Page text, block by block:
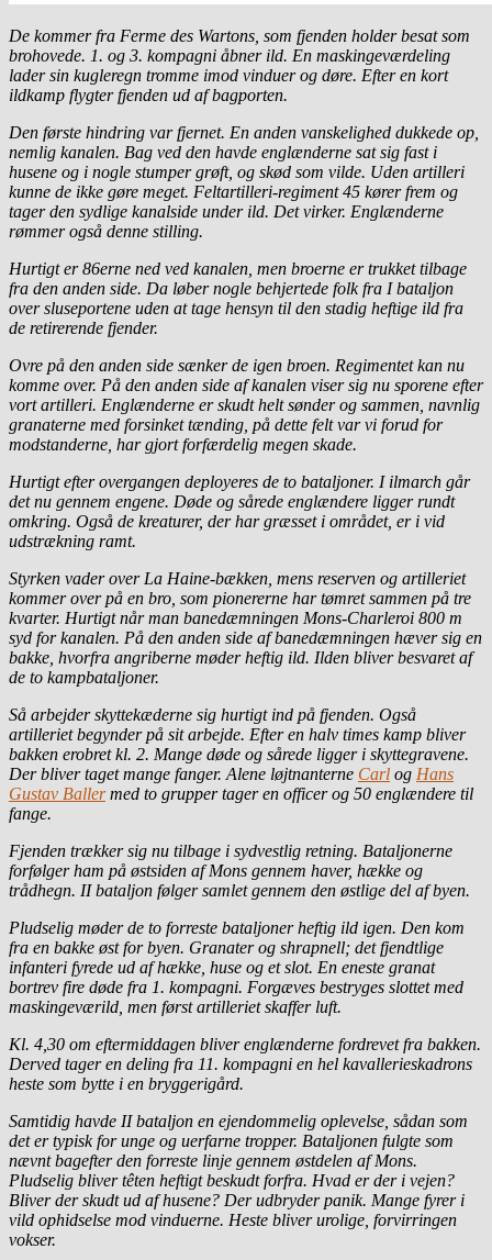
De kommer fra Ferme des Wartons, som fjenden holder besat som
brohovede. 1. og 3. kompagni åbner ild. En maskingeværdeling
lader sin kugleregn tromme imod vinduer og døre. Efter en kort
ildkamp flygter fjenden ud af bagporten.
Den første hindring var fjernet. En anden vanskelighed dukkede op,
nemlig kanalen. Bag ved den havde englænderne sat sig fast i
husene og i nogle stumper grøft, og skød som vilde. Uden artilleri
kunne de ikke gøre meget. Feltartilleri-regiment 45 kører frem og
tager den sydlige kanalside under ild. Det virker. Englænderne
rømmer også denne stilling.
Hurtigt er 86erne ned ved kanalen, men broerne er trukket tilbage
fra den anden side. Da løber nogle behjertede folk fra I bataljon
over sluseportene uden at tage hensyn til den stadig heftige ild fra
de retirerende fjender.
Ovre på den anden side sænker de igen broen. Regimentet kan nu
komme over. På den anden side af kanalen viser sig nu sporene efter
vort artilleri. Englænderne er skudt helt sønder og sammen, navnlig
granaterne med forsinket tænding, på dette felt var vi forud for
modstanderne, har gjort forfærdelig megen skade.
Hurtigt efter overgangen deployeres de to bataljoner. I ilmarch går
det nu gennem engene. Døde og sårede englændere ligger rundt
omkring. Også de kreaturer, der har græsset i området, er i vid
udstrækning ramt.
Styrken vader over La Haine-bækken, mens reserven og artilleriet
kommer over på en bro, som pionererne har tømret sammen på tre
kvarter. Hurtigt når man banedæmningen Mons-Charleroi 800 m
syd for kanalen. På den anden side af banedæmningen hæver sig en
bakke, hvorfra angriberne møder heftig ild. Ilden bliver besvaret af
de to kampbataljoner.
Så arbejder skyttekæderne sig hurtigt ind på fjenden. Også
artilleriet begynder på sit arbejde. Efter en halv times kamp bliver
bakken erobret kl. 2. Mange døde og sårede ligger i skyttegravene.
Der bliver taget mange fanger. Alene løjtnanterne Carl og Hans
Gustav Ballermed to grupper tager en officer og 50 englændere til
fange.
Fjenden trækker sig nu tilbage i sydvestlig retning. Bataljonerne
forfølger ham på østsiden af Mons gennem haver, hække og
trådhegn. II bataljon følger samlet gennem den østlige del af byen.
Pludselig møder de to forreste bataljoner heftig ild igen. Den kom
fra en bakke øst for byen. Granater og shrapnell; det fjendtlige
infanteri fyrede ud af hække, huse og et slot. En eneste granat
bortrev fire døde fra 1. kompagni. Forgæves bestryges slottet med
maskingeværild, men først artilleriet skaffer luft.
Kl. 4,30 om eftermiddagen bliver englænderne fordrevet fra bakken.
Derved tager en deling fra 11. kompagni en hel kavallerieskadrons
heste som bytte i en bryggerigård.
Samtidig havde II bataljon en ejendommelig oplevelse, sådan som
det er typisk for unge og uerfarne tropper. Bataljonen fulgte som
nævnt bagefter den forreste linje gennem østdelen af Mons.
Pludselig bliver têten heftigt beskudt forfra. Hvad er der i vejen?
Bliver der skudt ud af husene? Der udbryder panik. Mange fyrer i
vild ophidselse mod vinduerne. Heste bliver urolige, forvirringen
vokser.